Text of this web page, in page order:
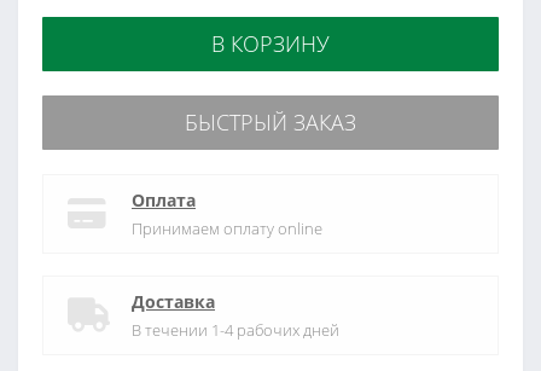
В КОРЗИНУ
БЫСТРЫЙ ЗАКАЗ
Оплата
Принимаем оплату online
Доставка
В течении 1-4 рабочих дней